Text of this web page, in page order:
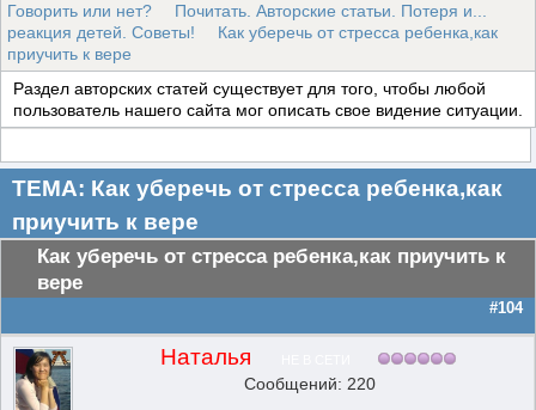
Говорить или нет?
Почитать. Авторские статьи. Потеря и...
реакция детей. Советы!
Как уберечь от стресса ребенка,как
приучить к вере
Раздел авторских статей существует для того, чтобы любой
пользователь нашего сайта мог описать свое видение ситуации.
ТЕМА: Как уберечь от стресса ребенка,как
приучить к вере
Как уберечь от стресса ребенка,как приучить к
вере
#104
Наталья
Сообщений: 220